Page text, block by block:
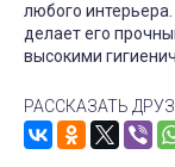
любого
делает его
высокими
РАССКАЗАТЬ